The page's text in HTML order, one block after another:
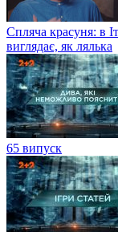
Спляча красуня: в
виглядає, як лялька
65 випуск